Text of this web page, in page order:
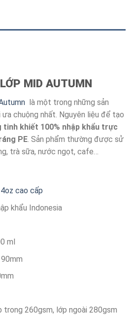
MID AUTUMN
là một trong những sản
chuộng nhất. Nguyên liệu để tạo
tinh khiết 100% nhập khẩu trực
PE. Sản phẩm thường được sử
trà sữa, nước ngọt, cafe…
cao cấp
khẩu Indonesia
ml
90mm
trong 260gsm, lớp ngoài 280gsm